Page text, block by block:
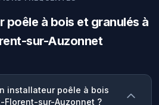
poêle à bois et granulés à
sur-Auzonnet
installateur poêle à bois
Florent-sur-Auzonnet ?